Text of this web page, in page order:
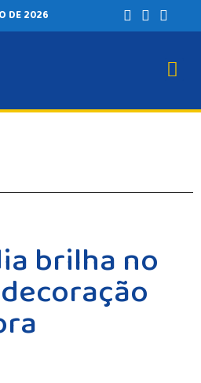
DE 2026
brilha no